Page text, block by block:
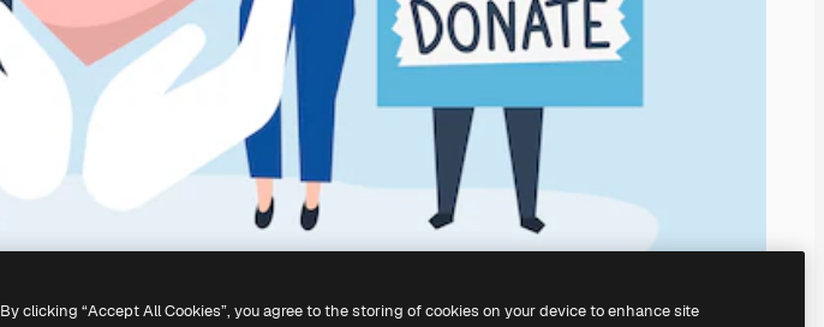
By clicking “Accept All Cookies”, you agree to the storing of cookies on your device to enhance site